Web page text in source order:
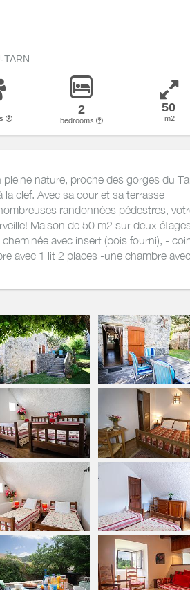
TARN
2
bedrooms
50
m2
nature, proche des gorges du
clef. Avec sa cour et sa terrasse
randonnées pédestres,
Maison de 50 m2 sur deux
avec insert (bois fourni), -
avec 1 lit 2 places -une chambre